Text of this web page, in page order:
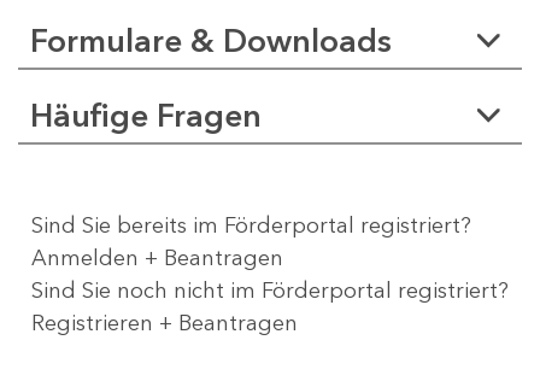
Formulare & Downloads
Häufige Fragen
Sind Sie bereits im Förderportal registriert?
Anmelden + Beantragen
Sind Sie noch nicht im Förderportal registriert?
Registrieren + Beantragen